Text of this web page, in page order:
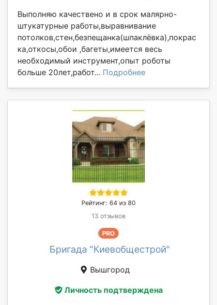
Выполняю качествено и в срок малярно-
штукатурные работы,выравнивание
потолков,стен,безпещанка(шпаклёвка),покрас
ка,откосы,обои ,багеты,имеется весь
необходимый инструмент,опыт роботы
больше 20лет,работ... Подробнее
Рейтинг: 64 из 80
13 отзывов
PRO
Бригада "Киевобщестрой"
Вышгород
Личность подтверждена